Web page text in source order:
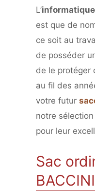
L’informatique
est que de
ce soit au
de posséder
de le protéger
au fil des
votre futur
notre
pour leur
Sac